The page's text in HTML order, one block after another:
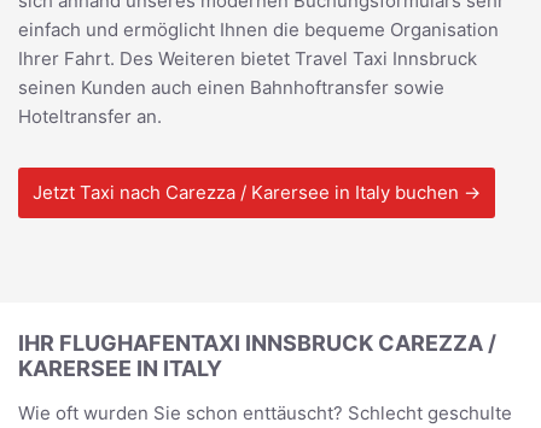
einfach und ermöglicht Ihnen die bequeme Organisation
Ihrer Fahrt. Des Weiteren bietet Travel Taxi Innsbruck
seinen Kunden auch einen Bahnhoftransfer sowie
Hoteltransfer an.
Jetzt Taxi nach Carezza / Karersee in Italy buchen →
IHR FLUGHAFENTAXI INNSBRUCK CAREZZA /
KARERSEE IN ITALY
Wie oft wurden Sie schon enttäuscht? Schlecht geschulte